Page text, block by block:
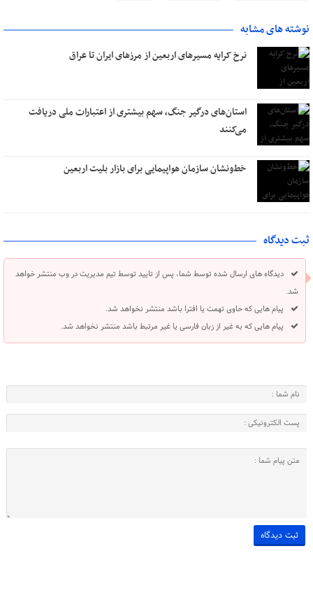
نوشته های مشابه
نرخ کرایه مسیرهای اربعین از مرزهای ایران تا عراق
استان‌های درگیر جنگ، سهم بیشتری از اعتبارات ملی دریافت
می‌کنند
خط‌ونشان سازمان هواپیمایی برای بازار بلیت اربعین
ثبت دیدگاه
دیدگاه های ارسال شده توسط شما، پس از تایید توسط تیم مدیریت در وب منتشر خواهد
شد.
پیام هایی که حاوی تهمت یا افترا باشد منتشر نخواهد شد.
پیام هایی که به غیر از زبان فارسی یا غیر مرتبط باشد منتشر نخواهد شد.